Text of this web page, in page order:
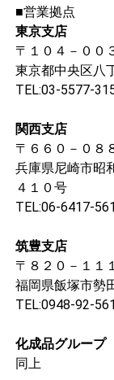
■営業拠点
東京支店
〒１０４－００
東京都中央区八
TEL:03-5577-
関西支店
〒６６０－０８
兵庫県尼崎市昭
４１０号
TEL:06-6417-
筑豊支店
〒８２０－１１
福岡県飯塚市勢
TEL:0948-92-
化成品グループ
同上